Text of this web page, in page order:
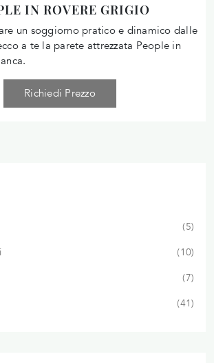
IN ROVERE GRIGIO
un soggiorno pratico e dinamico dalle
a te la parete attrezzata People in
Richiedi Prezzo
5
10
7
41